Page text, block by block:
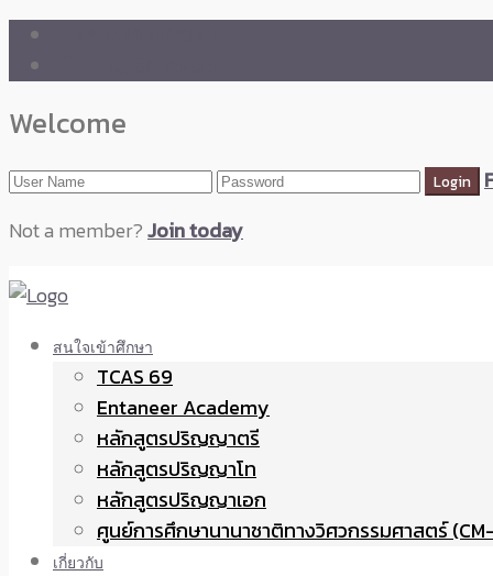
Welcome
Not a member?Join today
สนใจเข้าศึกษา
TCAS 69
Entaneer Academy
หลักสูตรปริญญาตรี
หลักสูตรปริญญาโท
หลักสูตรปริญญาเอก
ศูนย์การศึกษานานาชาติทางวิศวกรรมศาสตร์
เกี่ยวกับ